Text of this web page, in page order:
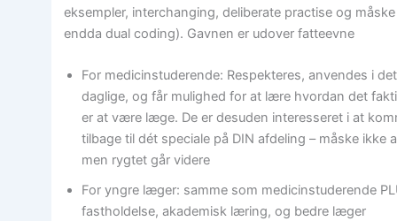
eksempler, interchanging, deliberate practise og måske
endda dual coding). Gavnen er udover fatteevne
For medicinstuderende: Respekteres, anvendes i det
daglige, og får mulighed for at lære hvordan det
er at være læge. De er desuden interesseret i at
tilbage til dét speciale på DIN afdeling – måske ikke
men rygtet går videre
For yngre læger: samme som medicinstuderende
fastholdelse, akademisk læring, og bedre læger